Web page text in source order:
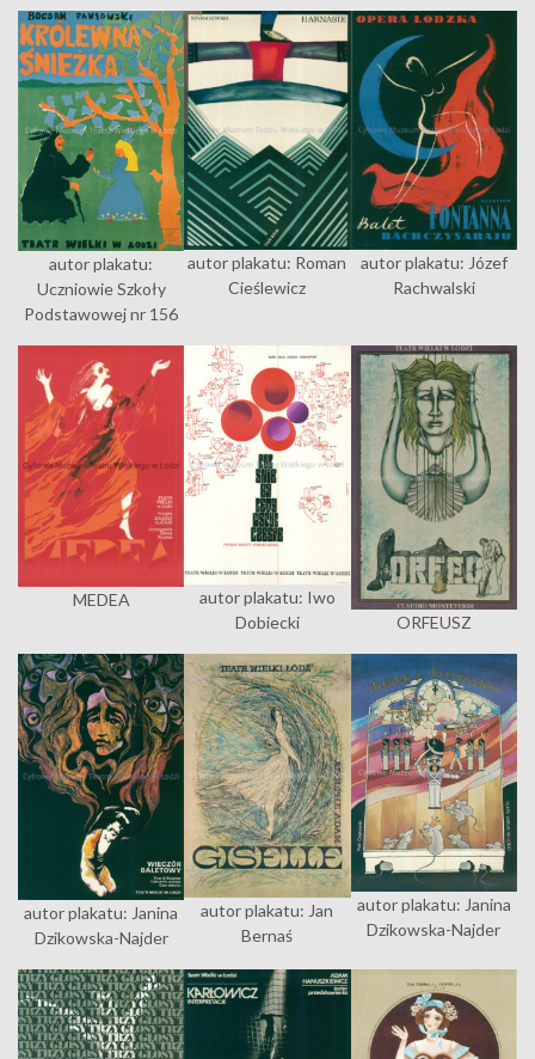
autor plakatu:
Uczniowie Szkoły
Podstawowej nr 156
autor plakatu: Roman
Cieślewicz
autor plakatu: Józef
Rachwalski
MEDEA
autor plakatu: Iwo
Dobiecki
ORFEUSZ
autor plakatu: Janina
Dzikowska-Najder
autor plakatu: Jan
Bernaś
autor plakatu: Janina
Dzikowska-Najder